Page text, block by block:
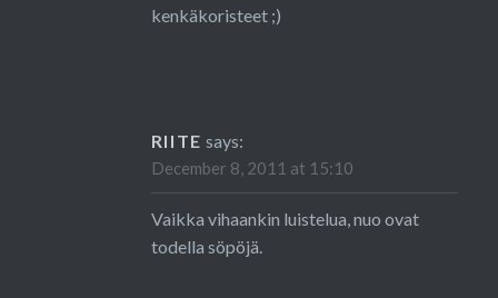
kenkäkoristeet ;)
RIITE says:
December 8, 2011 at 15:10
Vaikka vihaankin luistelua, nuo ovat
todella söpöjä.